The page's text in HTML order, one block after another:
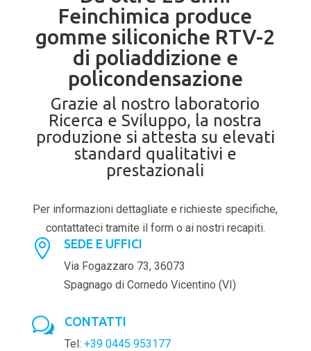
Feinchimica produce
gomme siliconiche RTV-2
di poliaddizione e
policondensazione
Grazie al nostro laboratorio
Ricerca e Sviluppo, la nostra
produzione si attesta su elevati
standard qualitativi e
prestazionali
Per informazioni dettagliate e richieste specifiche,
contattateci tramite il form o ai nostri recapiti.
 SEDE E UFFICI
Via Fogazzaro 73, 36073
Spagnago di Cornedo Vicentino (VI)
w CONTATTI
Tel: +39 0445 953177